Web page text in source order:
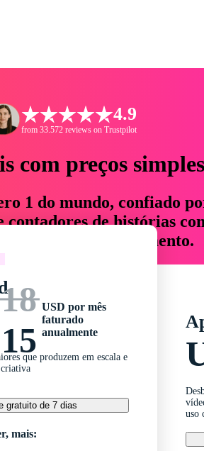
4.9
from 33.572 reviews on Trustpilot
com preços simples
1 do mundo, confiado
de histórias
em tempo e orçamento.
USD por mês
faturado
anualmente
que produzem em escala e
gratuito de 7 dias
mais:
uso